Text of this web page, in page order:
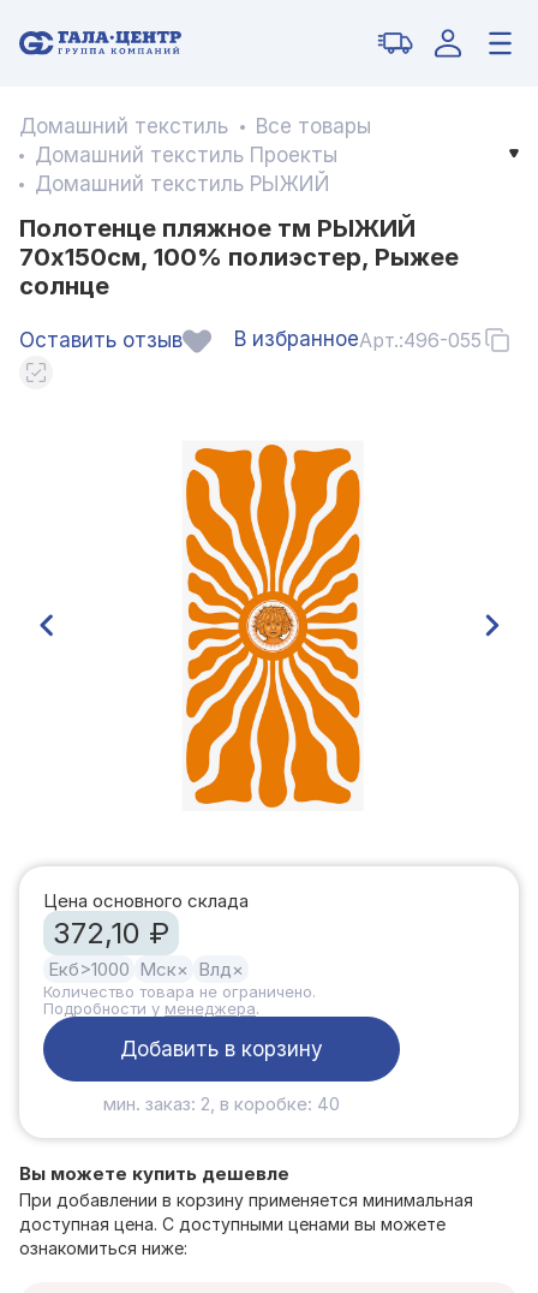
Домашний текстиль
Все товары
Домашний текстиль Проекты
Домашний текстиль РЫЖИЙ
Полотенце пляжное тм РЫЖИЙ
70х150см, 100% полиэстер, Рыжее
солнце
Оставить отзыв В избранноеАрт.:496-055
Цена основного склада
372,10 ₽
Екб>1000 Мск× Влд ×
Количество товара не ограничено.
Подробности у менеджера.
Добавить в корзину
мин. заказ: 2, в коробке: 40
Вы можете купить дешевле
При добавлении в корзину применяется минимальная
доступная цена. С доступными ценами вы можете
ознакомиться ниже: